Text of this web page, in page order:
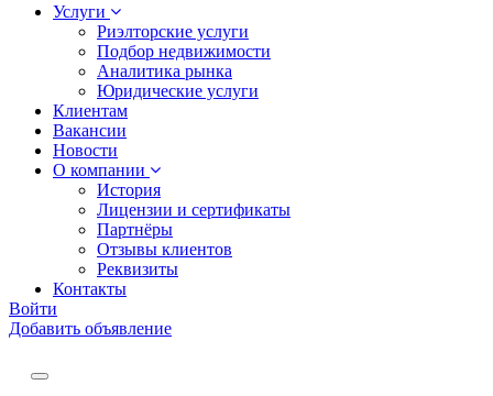
Услуги
Риэлторские услуги
Подбор недвижимости
Аналитика рынка
Юридические услуги
Клиентам
Вакансии
Новости
О компании
История
Лицензии и сертификаты
Партнёры
Отзывы клиентов
Реквизиты
Контакты
Войти
Добавить объявление